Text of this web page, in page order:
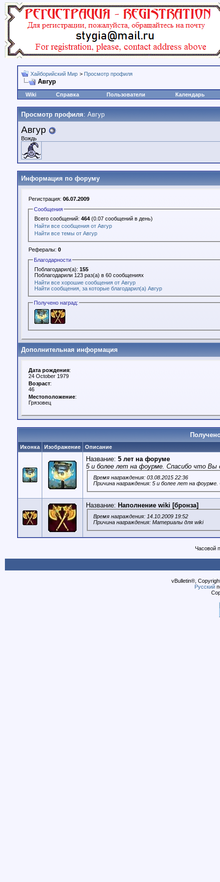
Хайборийский Мир > Просмотр профиля
Авгур
Wiki Справка Пользователи Календарь
Просмотр профиля: Авгур
Авгур
Вождь
Информация по форуму
Регистрация: 06.07.2009
Сообщения
Всего сообщений:464 (0.07 сообщений в день)
Найти все сообщения от Авгур
Найти все темы от Авгур
Рефералы: 0
Благодарности
Поблагодарил(а):155
Поблагодарили 123 раз(а) в 60 сообщениях
Найти все хорошие сообщения от Авгур
Найти сообщения, за которые благодарил(а) Авгур
Получено наград:
Дополнительная информация
Дата рождения:
24 October 1979
Возраст:
46
Местоположение:
Грязовец
Иконка Изображение Описание
Название: 5 лет на форуме
5 и более лет на фоурме. Спасибо что Вы
Время награждения: 03.08.2015 22:36
Причина награждения: 5 и более лет на
Название: Наполнение wiki [бронза]
Время награждения: 14.10.2009 19:52
Причина награждения: Материалы для wiki
Часовой
vBulletin®,
Русский